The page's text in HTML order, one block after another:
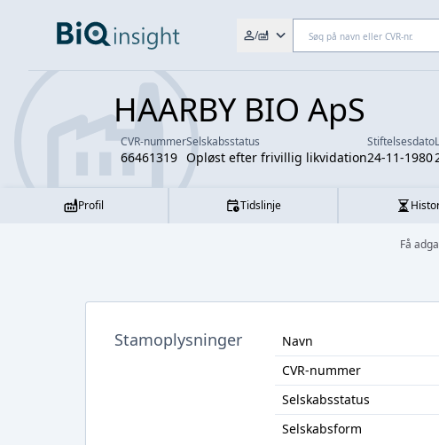
/
HAARBY BIO ApS
CVR-nummer
66461319
Selskabsstatus
Opløst efter frivillig likvidation
Stiftelsesdato
24-11-1980
Profil Tidslinje
Få
Stamoplysninger Navn
CVR-nummer
Selskabsstatus
Selskabsform